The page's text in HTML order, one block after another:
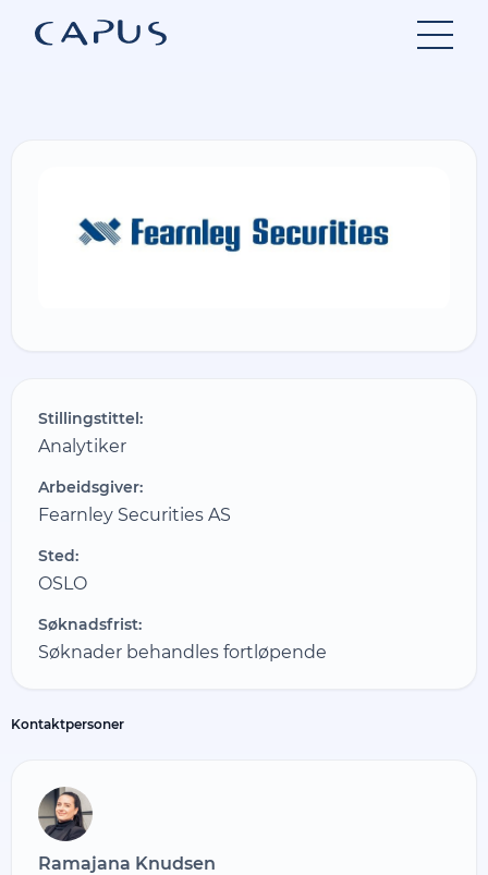
innhold
Stillingstittel:
Analytiker
Arbeidsgiver:
Fearnley Securities AS
Sted:
OSLO
Søknadsfrist:
Søknader behandles fortløpende
Kontaktpersoner
Ramajana Knudsen